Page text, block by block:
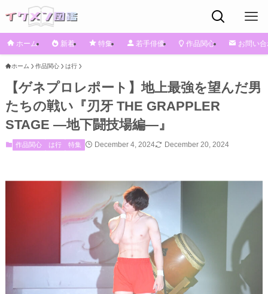
ホーム 新着 特集 若手俳優 作品関心 お問い
ホーム 作品関心 は行
【ゲネプロレポート】地上最強を望んだ男
たちの戦い『刃牙 THE GRAPPLER
STAGE ―地下闘技場編―』
作品関心 は行 特集 December 4, 2024 December 20, 2024